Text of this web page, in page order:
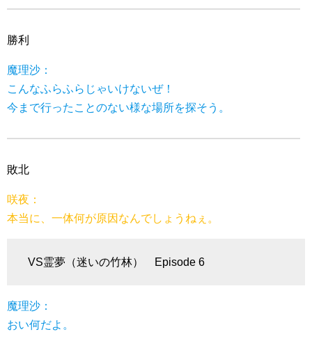
勝利
魔理沙：
こんなふらふらじゃいけないぜ！
今まで行ったことのない様な場所を探そう。
敗北
咲夜：
本当に、一体何が原因なんでしょうねぇ。
VS霊夢（迷いの竹林） Episode 6
魔理沙：
おい何だよ。